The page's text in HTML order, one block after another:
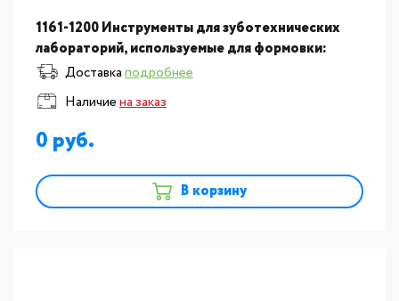
1161-1200 Инструменты для зуботехнических
лабораторий, используемые для формовки:
Инструмент для моделирования керамики "Ergo
Ceramic", инстру
Доставкаподробнее
Наличиена заказ
0
В корзину